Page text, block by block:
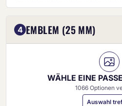
4 EMBLEM (25 MM)
WÄHLE EINE
1066 Optionen
Auswahl